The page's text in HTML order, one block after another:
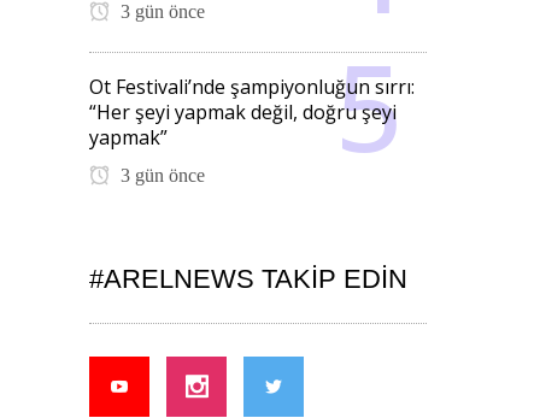
3 gün önce
Ot Festivali’nde şampiyonluğun sırrı:
“Her şeyi yapmak değil, doğru şeyi
yapmak”
3 gün önce
#ARELNEWS TAKIP EDIN